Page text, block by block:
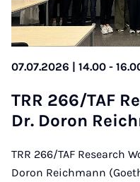
07.07.2026 | 14.00 -
TRR 266/TAF
Dr. Do­ron
TRR 266/TAF Research
Doron Reichmann